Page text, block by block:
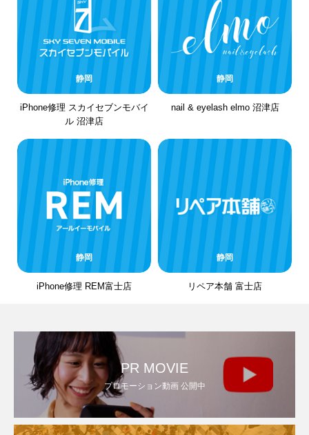
静岡
iPhone修理 スカイセブンモバイ
ル 沼津店
静岡
nail & eyelash elmo 沼津店
静岡
iPhone修理 REM富士店
静岡
リペア本舗 富士店
PR MOVIE
プロモーション動画 公開中